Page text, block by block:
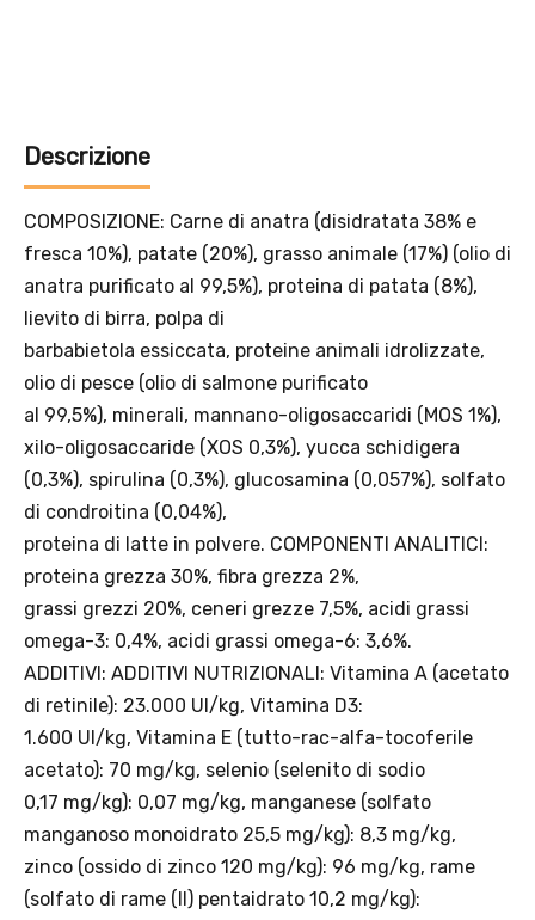
Descrizione
COMPOSIZIONE: Carne di anatra (disidratata 38% e
fresca 10%), patate (20%), grasso animale (17%) (olio di
anatra purificato al 99,5%), proteina di patata (8%),
lievito di birra, polpa di
barbabietola essiccata, proteine animali idrolizzate,
olio di pesce (olio di salmone purificato
al 99,5%), minerali, mannano-oligosaccaridi (MOS 1%),
xilo-oligosaccaride (XOS 0,3%), yucca schidigera
(0,3%), spirulina (0,3%), glucosamina (0,057%), solfato
di condroitina (0,04%),
proteina di latte in polvere. COMPONENTI ANALITICI:
proteina grezza 30%, fibra grezza 2%,
grassi grezzi 20%, ceneri grezze 7,5%, acidi grassi
omega-3: 0,4%, acidi grassi omega-6: 3,6%.
ADDITIVI: ADDITIVI NUTRIZIONALI: Vitamina A (acetato
di retinile): 23.000 UI/kg, Vitamina D3:
1.600 UI/kg, Vitamina E (tutto-rac-alfa-tocoferile
acetato): 70 mg/kg, selenio (selenito di sodio
0,17 mg/kg): 0,07 mg/kg, manganese (solfato
manganoso monoidrato 25,5 mg/kg): 8,3 mg/kg,
zinco (ossido di zinco 120 mg/kg): 96 mg/kg, rame
(solfato di rame (II) pentaidrato 10,2 mg/kg):
Offerta valida solo con consegna InPost, fino al 16
agosto 2026.
Regole dell’offerta
· Sconto: 5% riservato esclusivamente ai prodotti a marchio
Platinum.
· Condizione di validità: lo sconto è applicabile solo se il cliente
seleziona la spedizione InPost.
· Durata: offerta valida per 2 settimane dal lancio 2–16 agosto 2026 .
· Effetto sul carrello: una volta aggiunto un prodotto Platinum in
offerta, l’intero carrello viene spedito tramite InPost (non più
corriere standard).
kg complessivi (peso lordo dei prodotti).